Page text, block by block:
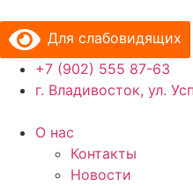
содержимому
Для слабовидящих
+7 (902) 555 87-63
г. Владивосток, ул.
О нас
Контакты
Новости